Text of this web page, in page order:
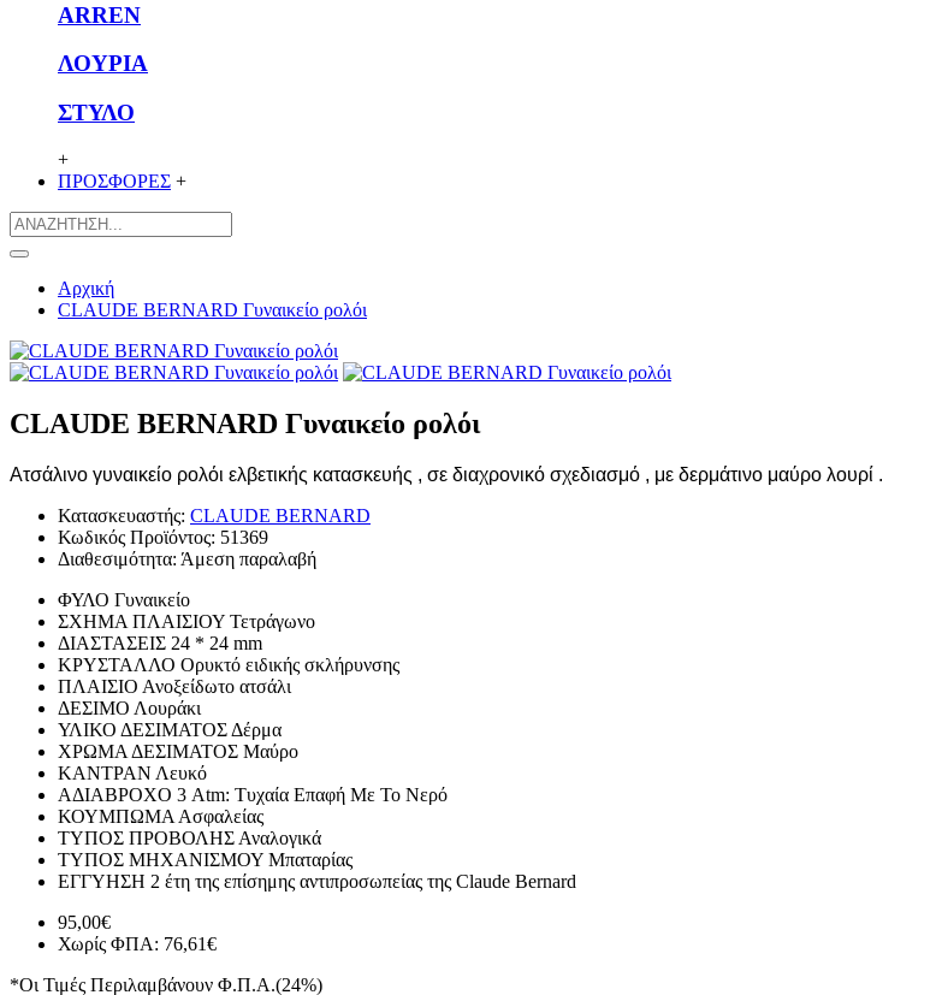
ARREN
ΛΟΥΡΙΑ
ΣΤΥΛΟ
+
ΠΡΟΣΦΟΡΕΣ +
Αρχική
CLAUDE BERNARD Γυναικείο ρολόι
CLAUDE BERNARD Γυναικείο ρολόι
Ατσάλινο γυναικείο ρολόι ελβετικής κατασκευής , σε διαχρονικό σχεδιασμό , με δερμάτινο μαύρο λουρί .
Κατασκευαστής: CLAUDE BERNARD
Κωδικός Προϊόντος: 51369
Διαθεσιμότητα: Άμεση παραλαβή
ΦΥΛΟ Γυναικείο
ΣΧΗΜΑ ΠΛΑΙΣΙΟΥ Τετράγωνο
ΔΙΑΣΤΑΣΕΙΣ 24 * 24 mm
ΚΡΥΣΤΑΛΛΟ Ορυκτό ειδικής σκλήρυνσης
ΠΛΑΙΣΙΟ Ανοξείδωτο ατσάλι
ΔΕΣΙΜΟ Λουράκι
ΥΛΙΚΟ ΔΕΣΙΜΑΤΟΣ Δέρμα
ΧΡΩΜΑ ΔΕΣΙΜΑΤΟΣ Μαύρο
ΚΑΝΤΡΑΝ Λευκό
ΑΔΙΑΒΡΟΧΟ 3 Atm: Τυχαία Επαφή Με Το Νερό
ΚΟΥΜΠΩΜΑ Ασφαλείας
ΤΥΠΟΣ ΠΡΟΒΟΛΗΣ Αναλογικά
ΤΥΠΟΣ ΜΗΧΑΝΙΣΜΟΥ Μπαταρίας
ΕΓΓΥΗΣΗ 2 έτη της επίσημης αντιπροσωπείας της Claude Bernard
95,00€
Χωρίς ΦΠΑ: 76,61€
*Οι Τιμές Περιλαμβάνουν Φ.Π.Α.(24%)